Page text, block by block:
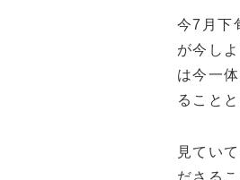
今7月下
が今し
は今一
ること
見てい
ださる